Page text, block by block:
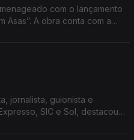
com o lançamento
Asas”. A obra conta com a
jornalista, guionista e
SIC e Sol, destacou-